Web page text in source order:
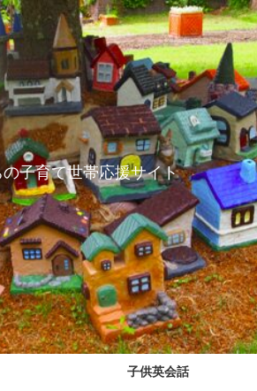
子育て世帯応援サイト
子供英会話